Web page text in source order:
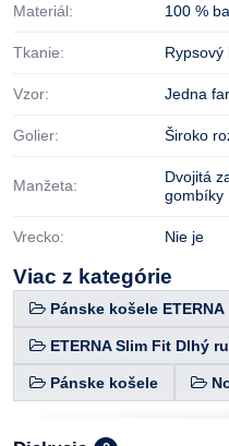
Materiál: 100 %
Tkanie: Rypsový
Vzor: Jedna
Golier: Široko
Manžeta:
Dvojitá
gombíky
Vrecko: Nie je
Viac z kategórie
Pánske košele ETERNA
ETERNA Slim Fit Dlhý
Pánske košele